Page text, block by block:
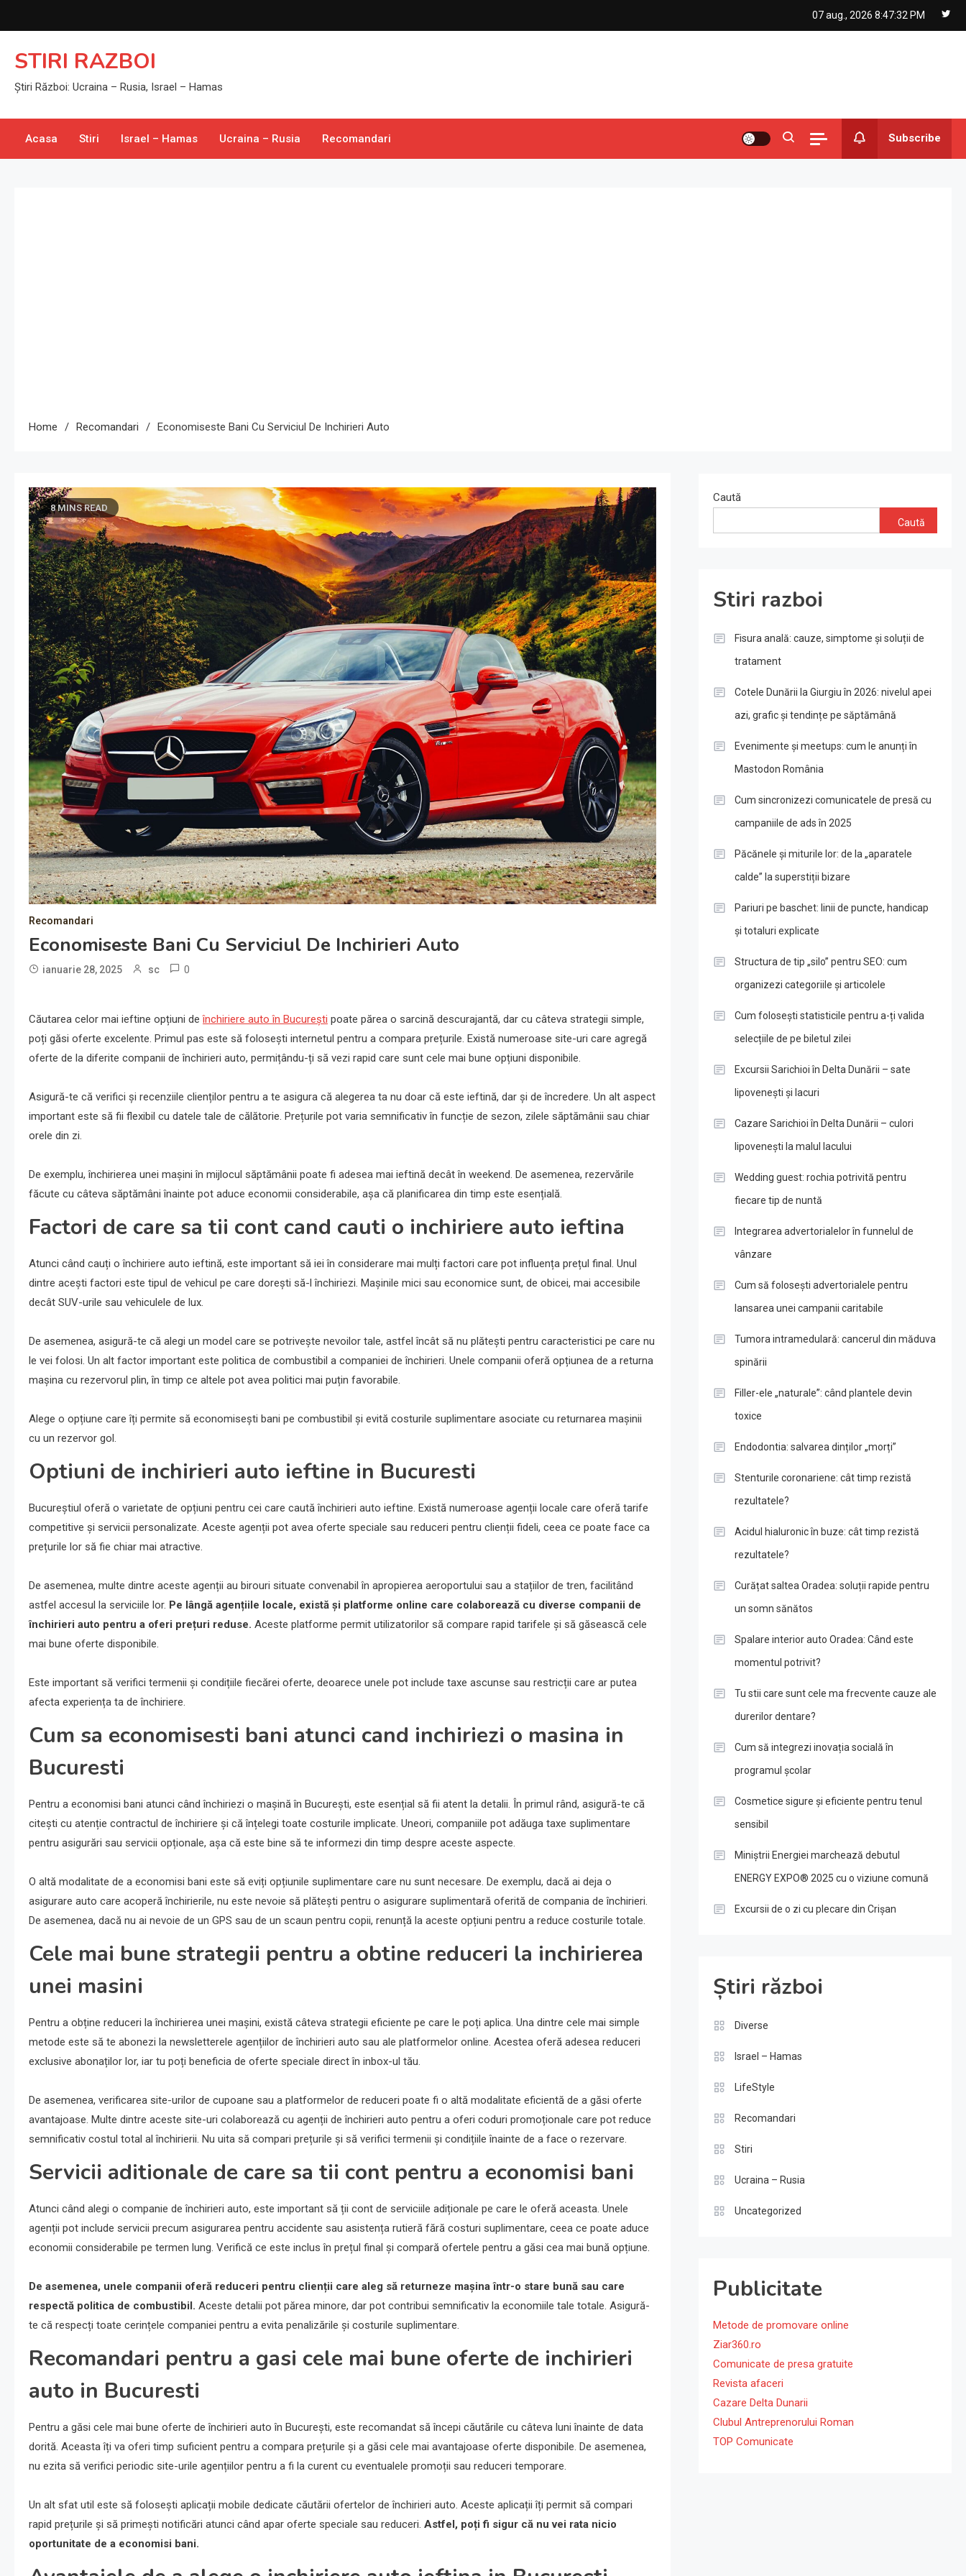
to
07 aug., 2026 8:47:33 PM
STIRI RAZBOI
Știri Război: Ucraina – Rusia, Israel – Hamas
Acasa Stiri Israel – Hamas Ucraina – Rusia Recomandari Subscribe
Home Recomandari Economiseste Bani Cu Serviciul De Inchirieri Auto
8 MINS READ
Recomandari
Economiseste Bani Cu Serviciul De Inchirieri Auto
ianuarie 28, 2025 sc 0
Căutarea celor mai ieftine opțiuni deînchiriere auto în București poate părea o sarcină descurajantă, dar cu câteva strategii simple,
poți găsi oferte excelente. Primul pas este să folosești internetul pentru a compara prețurile. Există numeroase site-uri care agregă
oferte de la diferite companii de închirieri auto, permițându-ți să vezi rapid care sunt cele mai bune opțiuni disponibile.
Asigură-te că verifici și recenziile clienților pentru a te asigura că alegerea ta nu doar că este ieftină, dar și de încredere. Un alt aspect
important este să fii flexibil cu datele tale de călătorie. Prețurile pot varia semnificativ în funcție de sezon, zilele săptămânii sau chiar
orele din zi.
De exemplu, închirierea unei mașini în mijlocul săptămânii poate fi adesea mai ieftină decât în weekend. De asemenea, rezervările
făcute cu câteva săptămâni înainte pot aduce economii considerabile, așa că planificarea din timp este esențială.
Factori de care sa tii cont cand cauti o inchiriere auto ieftina
Atunci când cauți o închiriere auto ieftină, este important să iei în considerare mai mulți factori care pot influența prețul final. Unul
dintre acești factori este tipul de vehicul pe care dorești să-l închiriezi. Mașinile mici sau economice sunt, de obicei, mai accesibile
decât SUV-urile sau vehiculele de lux.
De asemenea, asigură-te că alegi un model care se potrivește nevoilor tale, astfel încât să nu plătești pentru caracteristici pe care nu
le vei folosi. Un alt factor important este politica de combustibil a companiei de închirieri. Unele companii oferă opțiunea de a returna
mașina cu rezervorul plin, în timp ce altele pot avea politici mai puțin favorabile.
Alege o opțiune care îți permite să economisești bani pe combustibil și evită costurile suplimentare asociate cu returnarea mașinii
cu un rezervor gol.
Optiuni de inchirieri auto ieftine in Bucuresti
Bucureștiul oferă o varietate de opțiuni pentru cei care caută închirieri auto ieftine. Există numeroase agenții locale care oferă tarife
competitive și servicii personalizate. Aceste agenții pot avea oferte speciale sau reduceri pentru clienții fideli, ceea ce poate face ca
prețurile lor să fie chiar mai atractive.
De asemenea, multe dintre aceste agenții au birouri situate convenabil în apropierea aeroportului sau a stațiilor de tren, facilitând
astfel accesul la serviciile lor. Pe lângă agențiile locale, există și platforme online care colaborează cu diverse companii de
închirieri auto pentru a oferi prețuri reduse. Aceste platforme permit utilizatorilor să compare rapid tarifele și să găsească cele
mai bune oferte disponibile.
Este important să verifici termenii și condițiile fiecărei oferte, deoarece unele pot include taxe ascunse sau restricții care ar putea
afecta experiența ta de închiriere.
Cum sa economisesti bani atunci cand inchiriezi o masina in
Bucuresti
Pentru a economisi bani atunci când închiriezi o mașină în București, este esențial să fii atent la detalii. În primul rând, asigură-te că
citești cu atenție contractul de închiriere și că înțelegi toate costurile implicate. Uneori, companiile pot adăuga taxe suplimentare
pentru asigurări sau servicii opționale, așa că este bine să te informezi din timp despre aceste aspecte.
O altă modalitate de a economisi bani este să eviți opțiunile suplimentare care nu sunt necesare. De exemplu, dacă ai deja o
asigurare auto care acoperă închirierile, nu este nevoie să plătești pentru o asigurare suplimentară oferită de compania de închirieri.
De asemenea, dacă nu ai nevoie de un GPS sau de un scaun pentru copii, renunță la aceste opțiuni pentru a reduce costurile totale.
Cele mai bune strategii pentru a obtine reduceri la inchirierea
unei masini
Pentru a obține reduceri la închirierea unei mașini, există câteva strategii eficiente pe care le poți aplica. Una dintre cele mai simple
metode este să te abonezi la newsletterele agențiilor de închirieri auto sau ale platformelor online. Acestea oferă adesea reduceri
exclusive abonaților lor, iar tu poți beneficia de oferte speciale direct în inbox-ul tău.
De asemenea, verificarea site-urilor de cupoane sau a platformelor de reduceri poate fi o altă modalitate eficientă de a găsi oferte
avantajoase. Multe dintre aceste site-uri colaborează cu agenții de închirieri auto pentru a oferi coduri promoționale care pot reduce
semnificativ costul total al închirierii. Nu uita să compari prețurile și să verifici termenii și condițiile înainte de a face o rezervare.
Servicii aditionale de care sa tii cont pentru a economisi bani
Atunci când alegi o companie de închirieri auto, este important să ții cont de serviciile adiționale pe care le oferă aceasta. Unele
agenții pot include servicii precum asigurarea pentru accidente sau asistența rutieră fără costuri suplimentare, ceea ce poate aduce
economii considerabile pe termen lung. Verifică ce este inclus în prețul final și compară ofertele pentru a găsi cea mai bună opțiune.
De asemenea, unele companii oferă reduceri pentru clienții care aleg să returneze mașina într-o stare bună sau care
respectă politica de combustibil. Aceste detalii pot părea minore, dar pot contribui semnificativ la economiile tale totale. Asigură-
te că respecți toate cerințele companiei pentru a evita penalizările și costurile suplimentare.
Recomandari pentru a gasi cele mai bune oferte de inchirieri
auto in Bucuresti
Pentru a găsi cele mai bune oferte de închirieri auto în București, este recomandat să începi căutările cu câteva luni înainte de data
dorită. Aceasta îți va oferi timp suficient pentru a compara prețurile și a găsi cele mai avantajoase oferte disponibile. De asemenea,
nu ezita să verifici periodic site-urile agențiilor pentru a fi la curent cu eventualele promoții sau reduceri temporare.
Un alt sfat util este să folosești aplicații mobile dedicate căutării ofertelor de închirieri auto. Aceste aplicații îți permit să compari
rapid prețurile și să primești notificări atunci când apar oferte speciale sau reduceri. Astfel, poți fi sigur că nu vei rata nicio
oportunitate de a economisi bani.
Caută
Caută
Stiri razboi
Fisura anală: cauze, simptome și soluții de
tratament
Cotele Dunării la Giurgiu în 2026: nivelul apei
azi, grafic și tendințe pe săptămână
Evenimente și meetups: cum le anunți în
Mastodon România
Cum sincronizezi comunicatele de presă cu
campaniile de ads în 2025
Păcănele și miturile lor: de la „aparatele
calde” la superstiții bizare
Pariuri pe baschet: linii de puncte, handicap
și totaluri explicate
Structura de tip „silo” pentru SEO: cum
organizezi categoriile și articolele
Cum folosești statisticile pentru a-ți valida
selecțiile de pe biletul zilei
Excursii Sarichioi în Delta Dunării – sate
lipovenești și lacuri
Cazare Sarichioi în Delta Dunării – culori
lipovenești la malul lacului
Wedding guest: rochia potrivită pentru
fiecare tip de nuntă
Integrarea advertorialelor în funnelul de
vânzare
Cum să folosești advertorialele pentru
lansarea unei campanii caritabile
Tumora intramedulară: cancerul din măduva
spinării
Filler-ele „naturale”: când plantele devin
toxice
Endodontia: salvarea dinților „morți”
Stenturile coronariene: cât timp rezistă
rezultatele?
Acidul hialuronic în buze: cât timp rezistă
rezultatele?
Curățat saltea Oradea: soluții rapide pentru
un somn sănătos
Spalare interior auto Oradea: Când este
momentul potrivit?
Tu stii care sunt cele ma frecvente cauze ale
durerilor dentare?
Cum să integrezi inovația socială în
programul școlar
Cosmetice sigure și eficiente pentru tenul
sensibil
Miniștrii Energiei marchează debutul
ENERGY EXPO® 2025 cu o viziune comună
Excursii de o zi cu plecare din Crișan
Știri război
Diverse
Israel – Hamas
LifeStyle
Recomandari
Stiri
Ucraina – Rusia
Uncategorized
Publicitate
Metode de promovare online
Ziar360.ro
Comunicate de presa gratuite
Revista afaceri
Cazare Delta Dunarii
Clubul Antreprenorului Roman
TOP Comunicate